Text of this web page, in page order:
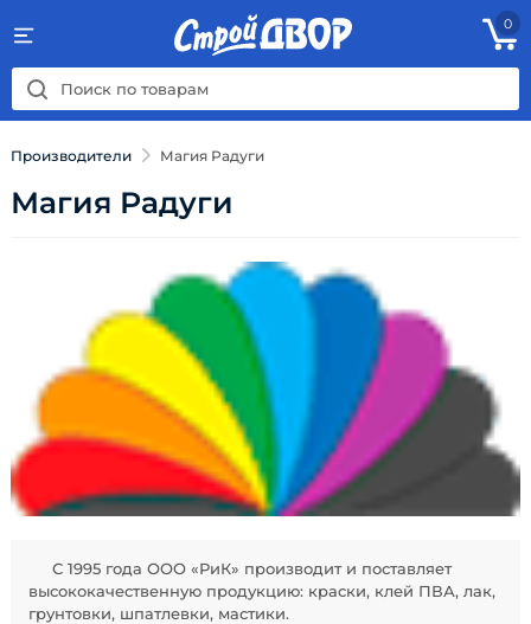
0
Производители Магия Радуги
Магия Радуги
С 1995 года ООО «РиК» производит и поставляет
высококачественную продукцию: краски, клей ПВА, лак,
грунтовки, шпатлевки, мастики.